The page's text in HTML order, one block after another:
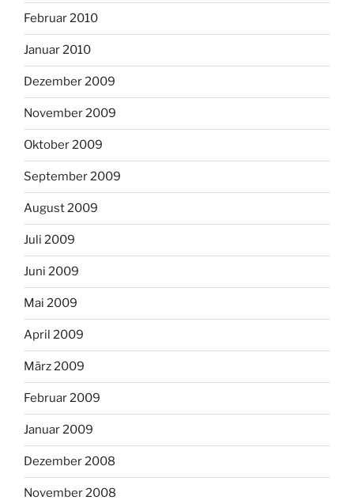
Februar 2010
Januar 2010
Dezember 2009
November 2009
Oktober 2009
September 2009
August 2009
Juli 2009
Juni 2009
Mai 2009
April 2009
März 2009
Februar 2009
Januar 2009
Dezember 2008
November 2008